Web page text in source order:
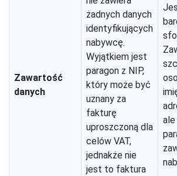
Zawartość
danych
żadnych danych
identyfikujących
nabywcę.
Wyjątkiem jest
paragon z NIP,
który może być
uznany za
fakturę
uproszczoną dla
celów VAT,
jednakże nie
jest to faktura
ale